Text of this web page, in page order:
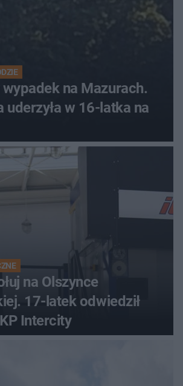
na Mazurach.
w 16-latka na
na Olszynce
17-latek odwiedził
Intercity